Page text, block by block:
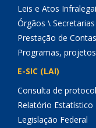
Leis e Atos
Órgãos \ Secretarias
Prestação de Contas
Programas,
E-SIC (LAI)
Consulta de
Relatório Estatístico
Legislação Federal